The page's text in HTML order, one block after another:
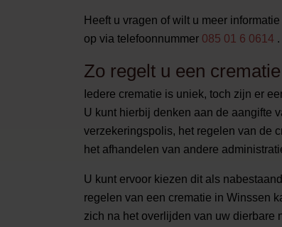
Heeft u vragen of wilt u meer
op via telefoonnummer 085 01 6 0614 .
Zo regelt u een
Iedere crematie is uniek, toch zijn er
U kunt hierbij denken aan de aangifte
verzekeringspolis, het regelen van de
het afhandelen van andere
U kunt ervoor kiezen dit als
regelen van een crematie in Winssen
zich na het overlijden van uw dierbare